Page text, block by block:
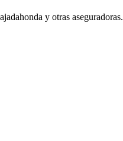
y otras aseguradoras.